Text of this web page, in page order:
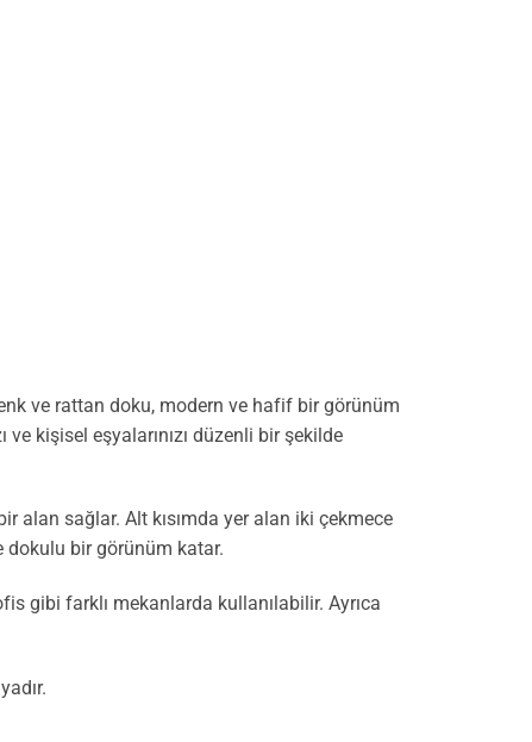
ve rattan doku, modern ve hafif bir görünüm
ve kişisel eşyalarınızı düzenli bir şekilde
alan sağlar. Alt kısımda yer alan iki çekmece
dokulu bir görünüm katar.
gibi farklı mekanlarda kullanılabilir. Ayrıca